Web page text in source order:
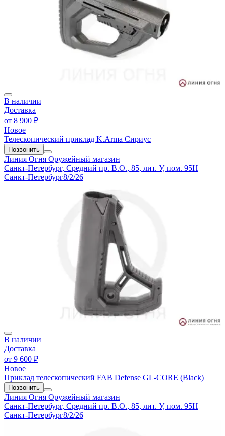
В наличии
Доставка
от 8 900 ₽
Новое
Телескопический приклад K.Arma Сириус
Позвонить
Линия Огня Оружейный магазин
Санкт-Петербург, Средний пр. В.О., 85, лит. У, пом. 95Н
Санкт-Петербург8/2/26
В наличии
Доставка
от 9 600 ₽
Новое
Приклад телескопический FAB Defense GL-CORE (Black)
Позвонить
Линия Огня Оружейный магазин
Санкт-Петербург, Средний пр. В.О., 85, лит. У, пом. 95Н
Санкт-Петербург8/2/26